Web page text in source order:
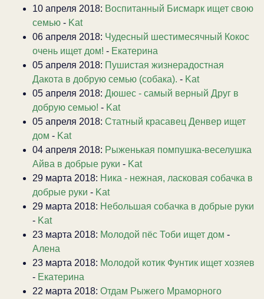
10 апреля 2018: Воспитанный Бисмарк ищет свою
семью - Kat
06 апреля 2018: Чудесный шестимесячный Кокос
очень ищет дом! - Екатерина
05 апреля 2018: Пушистая жизнерадостная
Дакота в добрую семью (собака). - Kat
05 апреля 2018: Дюшес - самый верный Друг в
добрую семью! - Kat
05 апреля 2018: Статный красавец Денвер ищет
дом - Kat
04 апреля 2018: Рыженькая помпушка-веселушка
Айва в добрые руки - Kat
29 марта 2018: Ника - нежная, ласковая собачка в
добрые руки - Kat
29 марта 2018: Небольшая собачка в добрые руки
- Kat
23 марта 2018: Молодой пёс Тоби ищет дом -
Алена
23 марта 2018: Молодой котик Фунтик ищет хозяев
- Екатерина
22 марта 2018: Отдам Рыжего Мраморного